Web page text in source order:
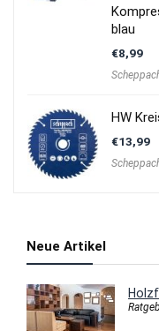
blau
€8,99
HW
€13,99
Neue Artikel